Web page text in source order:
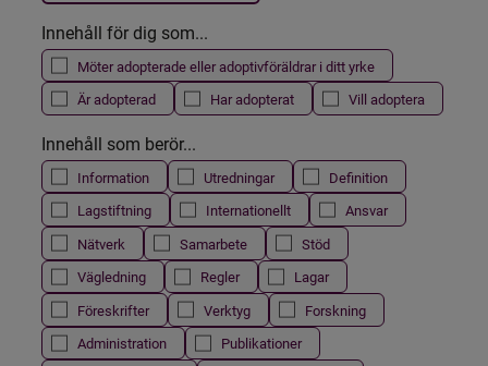
Innehåll för dig som...
Möter adopterade eller adoptivföräldrar i ditt yrke
Är adopterad
Har adopterat Vill adoptera
Innehåll som berör...
Information Utredningar
Definition
Lagstiftning
Internationellt
Ansvar
Nätverk
Samarbete
Stöd
Vägledning
Regler
Lagar
Föreskrifter
Verktyg
Forskning
Administration
Publikationer